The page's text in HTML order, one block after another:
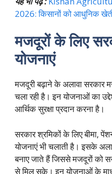
2026: किसानों को आधुनिक
मजदूरों के लिए
योजनाएं
मजदूरी बढ़ाने के अलावा सरकार
चला रही है। इन योजनाओं का
आर्थिक सुरक्षा प्रदान करना है।
सरकार श्रमिकों के लिए बीमा,
योजनाएं भी चलाती है। इसके
बनाए जाते हैं जिससे मजदूरों को
से मिल सके। इन योजनाओं के